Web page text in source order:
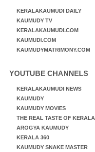
KERALAKAUMUDI DAILY
KAUMUDY TV
KERALAKAUMUDI.COM
KAUMUDI.COM
KAUMUDYMATRIMONY.COM
YOUTUBE CHANNELS
KERALAKAUMUDI NEWS
KAUMUDY
KAUMUDY MOVIES
THE REAL TASTE OF KERALA
AROGYA KAUMUDY
KERALA 360
KAUMUDY SNAKE MASTER